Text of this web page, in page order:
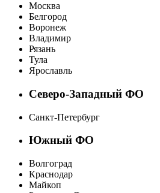
Москва
Белгород
Воронеж
Владимир
Рязань
Тула
Ярославль
Северо-Западный ФО
Санкт-Петербург
Южный ФО
Волгоград
Краснодар
Майкоп